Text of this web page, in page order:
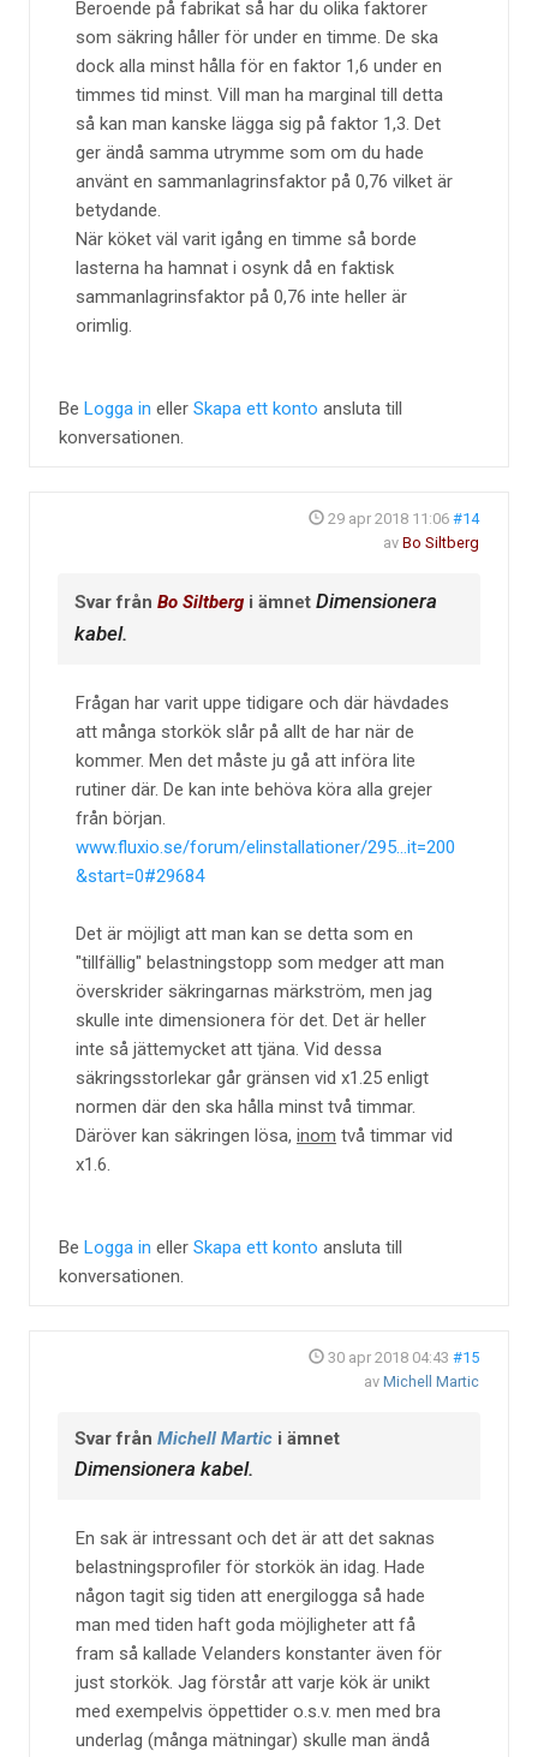
Beroende på fabrikat så har du olika faktorer
som säkring håller för under en timme. De ska
dock alla minst hålla för en faktor 1,6 under en
timmes tid minst. Vill man ha marginal till detta
så kan man kanske lägga sig på faktor 1,3. Det
ger ändå samma utrymme som om du hade
använt en sammanlagrinsfaktor på 0,76 vilket är
betydande.
När köket väl varit igång en timme så borde
lasterna ha hamnat i osynk då en faktisk
sammanlagrinsfaktor på 0,76 inte heller är
orimlig.
Be Logga in eller Skapa ett konto ansluta till
konversationen.
29 apr 2018 11:06 #14
av Bo Siltberg
Svar från Bo Siltberg i ämnet Dimensionera
kabel.
Frågan har varit uppe tidigare och där hävdades
att många storkök slår på allt de har när de
kommer. Men det måste ju gå att införa lite
rutiner där. De kan inte behöva köra alla grejer
från början.
www.fluxio.se/forum/elinstallationer/295...it=200
&start=0#29684
Det är möjligt att man kan se detta som en
"tillfällig" belastningstopp som medger att man
överskrider säkringarnas märkström, men jag
skulle inte dimensionera för det. Det är heller
inte så jättemycket att tjäna. Vid dessa
säkringsstorlekar går gränsen vid x1.25 enligt
normen där den ska hålla minst två timmar.
Däröver kan säkringen lösa, inom två timmar vid
x1.6.
Be Logga in eller Skapa ett konto ansluta till
konversationen.
30 apr 2018 04:43 #15
av Michell Martic
Svar från Michell Martic i ämnet
Dimensionera kabel.
En sak är intressant och det är att det saknas
belastningsprofiler för storkök än idag. Hade
någon tagit sig tiden att energilogga så hade
man med tiden haft goda möjligheter att få
fram så kallade Velanders konstanter även för
just storkök. Jag förstår att varje kök är unikt
med exempelvis öppettider o.s.v. men med bra
underlag (många mätningar) skulle man ändå